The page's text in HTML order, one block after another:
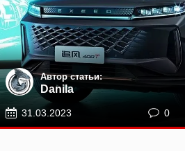
Автор статьи:
Danila
31.03.2023 0